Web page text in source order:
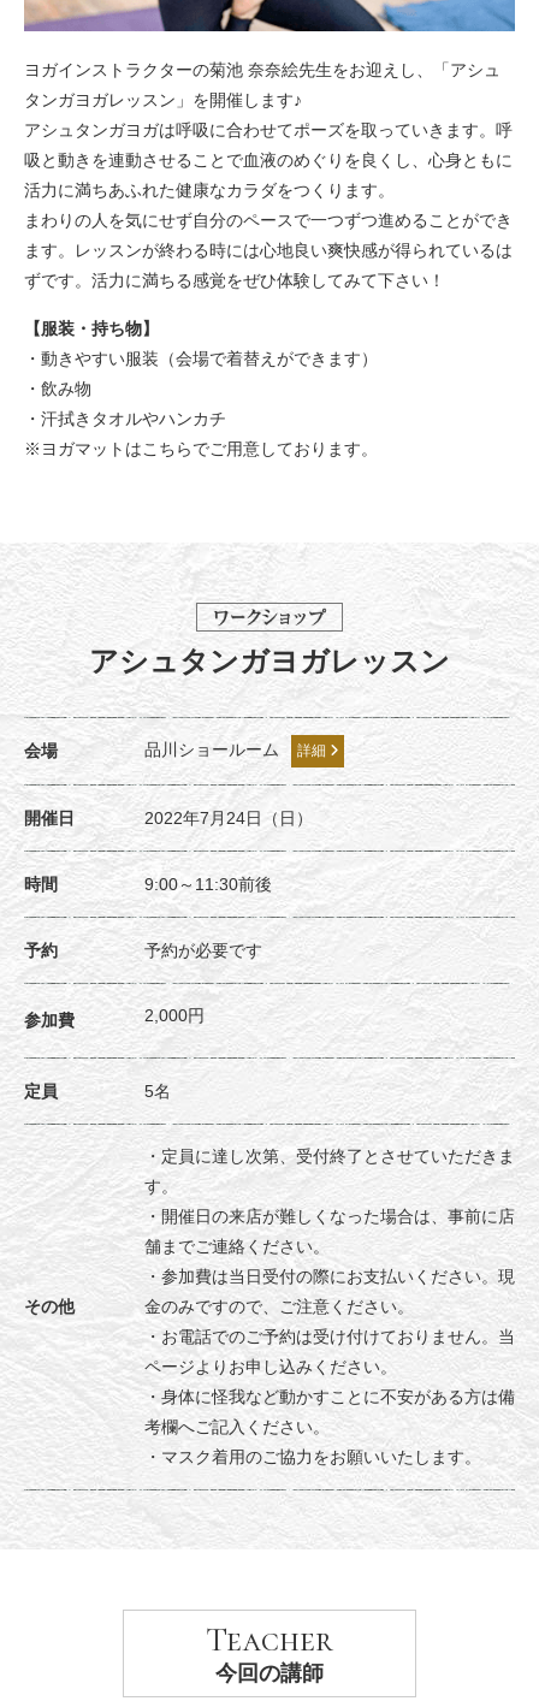
ヨガインストラクターの菊池 奈奈絵先生をお迎えし、「アシュ
タンガヨガレッスン」を開催します♪
アシュタンガヨガは呼吸に合わせてポーズを取っていきます。呼
吸と動きを連動させることで血液のめぐりを良くし、心身ともに
活力に満ちあふれた健康なカラダをつくります。
まわりの人を気にせず自分のペースで一つずつ進めることができ
ます。レッスンが終わる時には心地良い爽快感が得られているは
ずです。活力に満ちる感覚をぜひ体験してみて下さい！
【服装・持ち物】
・動きやすい服装（会場で着替えができます）
・飲み物
・汗拭きタオルやハンカチ
※ヨガマットはこちらでご用意しております。
アシュタンガヨガレッスン
会場 品川ショールーム 詳細
開催日 2022年7月24日（日）
時間 9:00～11:30前後
予約 予約が必要です
参加費 2,000円
定員 5名
その他
・定員に達し次第、受付終了とさせていただきま
す。
・開催日の来店が難しくなった場合は、事前に店
舗までご連絡ください。
・参加費は当日受付の際にお支払いください。現
金のみですので、ご注意ください。
・お電話でのご予約は受け付けておりません。当
ページよりお申し込みください。
・身体に怪我など動かすことに不安がある方は備
考欄へご記入ください。
・マスク着用のご協力をお願いいたします。
Teacher
今回の講師